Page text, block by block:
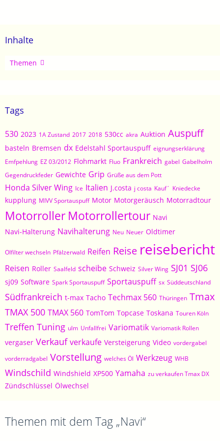
Inhalte
Artikel
Themen
Tags
530 2023 1A Zustand 2017 2018 530cc akra Auktion Auspuff
basteln Bremsen dx Edelstahl Sportauspuff eignungserklärung
Emfpehlung EZ 03/2012 Flohmarkt Fluo Frankreich gabel Gabelholm
Gegendruckfeder Gewichte Grip Grüße aus dem Pott
Honda Silver Wing Ice Italien J.costa j costa Kauf´ Kniedecke
kupplung MIVV Sportauspuff Motor Motorgeräusch Motorradtour
Motorroller Motorrollertour Navi
Navi-Halterung Navihalterung Neu Neuer Oldtimer
Olfilter wechseln Pfälzerwald Reifen Reise reisebericht
Reisen Roller Saalfeld scheibe Schweiz Silver Wing SJ01 SJ06
sj09 Software Spark Sportauspuff Sportauspuff sx Süddeutschland
Südfrankreich t-max Tacho Techmax 560 Thüringen Tmax
TMAX 500 TMAX 560 TomTom Topcase Toskana Touren Köln
Treffen Tuning ulm Unfallfrei Variomatik Variomatik Rollen
vergaser Verkauf verkaufe Versteigerung Video vordergabel
vorderradgabel Vorstellung welches Öl Werkzeug WHB
Windschild Windshield XP500 Yamaha zu verkaufen Tmax DX
Zündschlüssel Ölwechsel
Themen mit dem Tag „Navi“